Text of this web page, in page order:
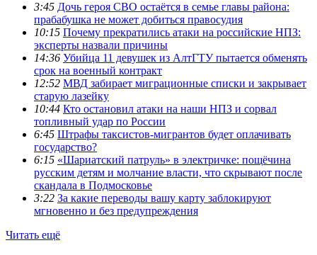
3:45 Дочь героя СВО остаётся в семье главы района:
прабабушка не может добиться правосудия
10:15 Почему прекратились атаки на российские НПЗ:
эксперты назвали причины
14:36 Убийца 11 девушек из АлтГТУ пытается обменять
срок на военный контракт
12:52 МВД забирает миграционные списки и закрывает
старую лазейку
10:44 Кто остановил атаки на наши НПЗ и сорвал
топливный удар по России
6:45 Штрафы таксистов-мигрантов будет оплачивать
государство?
6:15 «Шариатский патруль» в электричке: пощёчина
русским детям и молчание власти, что скрывают после
скандала в Подмосковье
3:22 За какие переводы вашу карту заблокируют
мгновенно и без предупреждения
Читать ещё